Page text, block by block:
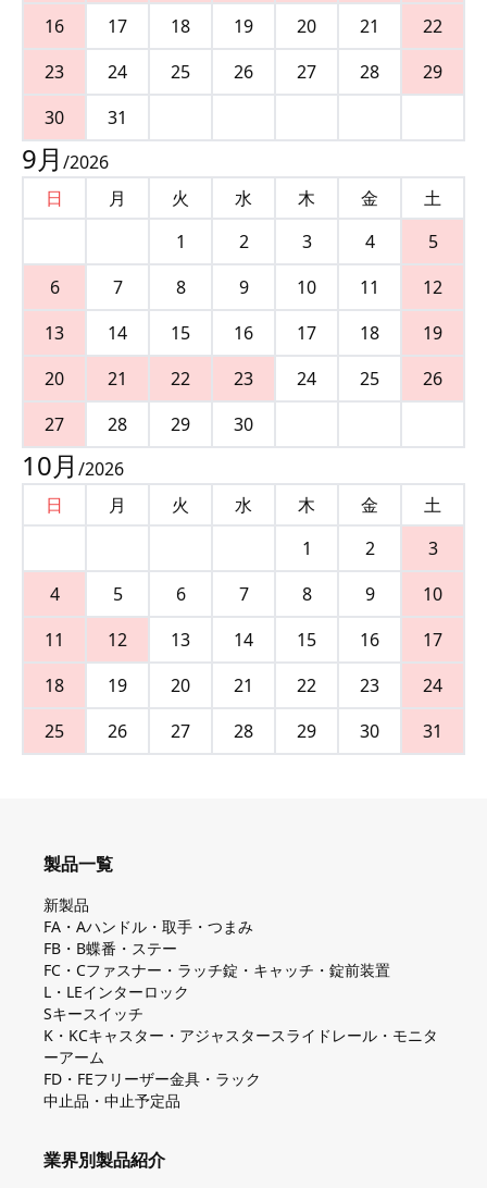
16
17 18 19 20 21
22
23
24 25 26 27 28
29
30
31
9月 /2026
日
月 火 水 木 金
土
1
2 3 4
5
6
7 8 9 10 11
12
13
14 15 16 17 18
19
20
21 22 23 24 25
26
27
28 29 30
10月 /2026
日
月 火 水 木 金
土
1
2
3
4
5 6 7 8 9
10
11
12 13 14 15 16
17
18
19 20 21 22 23
24
25
26 27 28 29 30 31
製品一覧
新製品
FA・Aハンドル・取手・つまみ
FB・B蝶番・ステー
FC・Cファスナー・ラッチ錠・キャッチ・錠前装置
L・LEインターロック
Sキースイッチ
K・KCキャスター・アジャスタースライドレール・モニタ
ーアーム
FD・FEフリーザー金具・ラック
中止品・中止予定品
業界別製品紹介